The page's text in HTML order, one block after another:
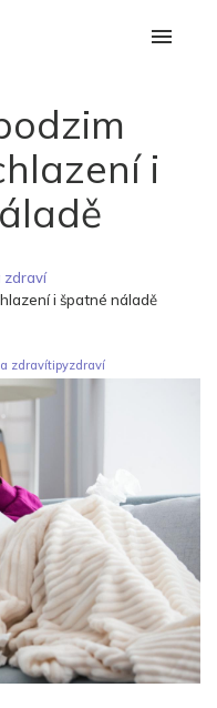
i
zdraví
i špatné náladě
zdravítipyzdraví